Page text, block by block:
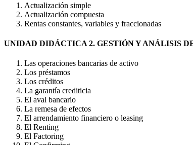
Actualización simple
Actualización compuesta
Rentas constantes, variables y fraccionadas
UNIDAD DIDÁCTICA 2. GESTIÓN Y ANÁLISIS
Las operaciones bancarias de activo
Los préstamos
Los créditos
La garantía crediticia
El aval bancario
La remesa de efectos
El arrendamiento financiero o leasing
El Renting
El Factoring